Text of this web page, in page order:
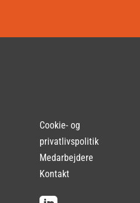
Cookie- og
privatlivspolitik
Medarbejdere
Kontakt